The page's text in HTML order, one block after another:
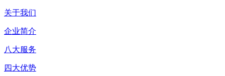
关于我们
企业简介
八大服务
四大优势